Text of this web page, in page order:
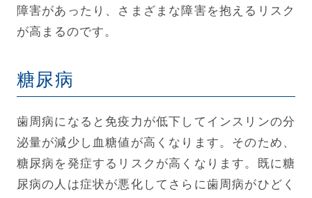
障害があったり、さまざまな障害を抱えるリスク
が高まるのです。
糖尿病
歯周病になると免疫力が低下してインスリンの分
泌量が減少し血糖値が高くなります。 そのため、
糖尿病を発症するリスクが高くなります。
既に糖
尿病の人は症状が悪化してさらに歯周病がひどく